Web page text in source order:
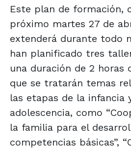
Este plan de formación,
próximo martes 27 de
extenderá durante todo
han planificado tres
una duración de 2 horas
que se tratarán temas
las etapas de la infancia
adolescencia, como
la familia para el
competencias básicas”,